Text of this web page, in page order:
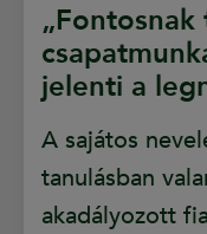
jelenti a
A sajátos
tanulásban
akadályozott